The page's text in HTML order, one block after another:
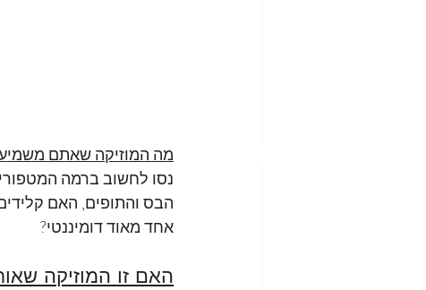
מה המוזיקה שאתם
נסו לחשוב ברמה
הבס והתופים, האם
אחד מאוד דומיננטי?
האם זו המוזיקה